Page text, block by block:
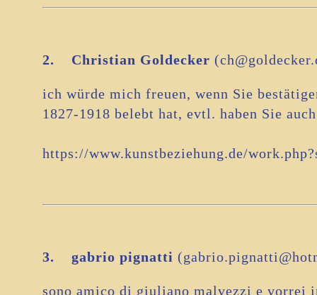
2. Christian Goldecker
ich würde mich freuen, wenn Sie
1827-1918 belebt hat, evtl. haben Sie
https://www.kunstbeziehung.de/
3. gabrio pignatti
sono amico di giuliano malvezzi e vorrei